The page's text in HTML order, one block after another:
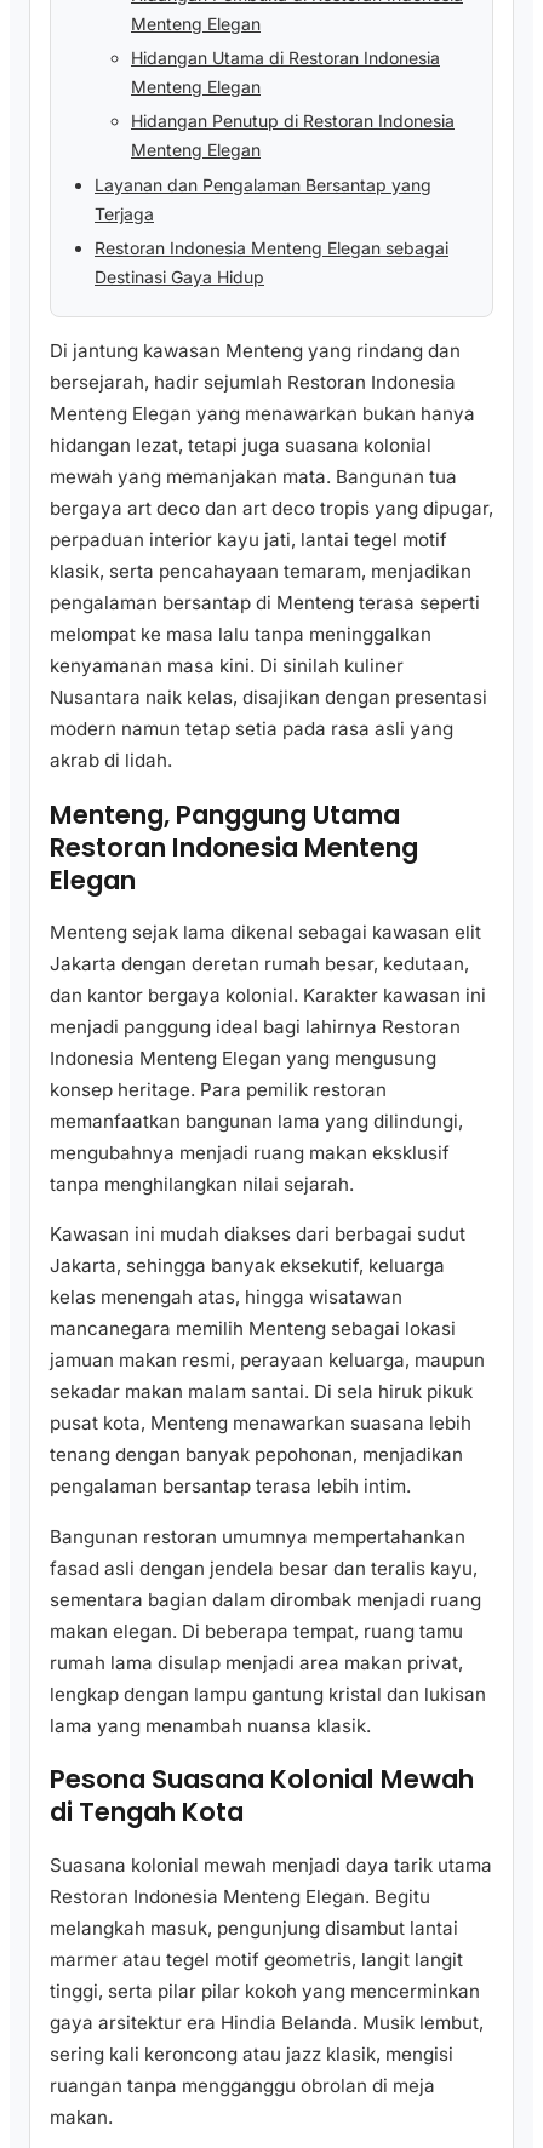
Menteng Elegan
Hidangan Utama di Restoran Indonesia
Menteng Elegan
Hidangan Penutup di Restoran Indonesia
Menteng Elegan
Layanan dan Pengalaman Bersantap yang
Terjaga
Restoran Indonesia Menteng Elegan sebagai
Destinasi Gaya Hidup
Di jantung kawasan Menteng yang rindang dan
bersejarah, hadir sejumlah Restoran Indonesia
Menteng Elegan yang menawarkan bukan hanya
hidangan lezat, tetapi juga suasana kolonial
mewah yang memanjakan mata. Bangunan tua
bergaya art deco dan art deco tropis yang dipugar,
perpaduan interior kayu jati, lantai tegel motif
klasik, serta pencahayaan temaram, menjadikan
pengalaman bersantap di Menteng terasa seperti
melompat ke masa lalu tanpa meninggalkan
kenyamanan masa kini. Di sinilah kuliner
Nusantara naik kelas, disajikan dengan presentasi
modern namun tetap setia pada rasa asli yang
akrab di lidah.
Menteng, Panggung Utama
Restoran Indonesia Menteng
Elegan
Menteng sejak lama dikenal sebagai kawasan elit
Jakarta dengan deretan rumah besar, kedutaan,
dan kantor bergaya kolonial. Karakter kawasan ini
menjadi panggung ideal bagi lahirnya Restoran
Indonesia Menteng Elegan yang mengusung
konsep heritage. Para pemilik restoran
memanfaatkan bangunan lama yang dilindungi,
mengubahnya menjadi ruang makan eksklusif
tanpa menghilangkan nilai sejarah.
Kawasan ini mudah diakses dari berbagai sudut
Jakarta, sehingga banyak eksekutif, keluarga
kelas menengah atas, hingga wisatawan
mancanegara memilih Menteng sebagai lokasi
jamuan makan resmi, perayaan keluarga, maupun
sekadar makan malam santai. Di sela hiruk pikuk
pusat kota, Menteng menawarkan suasana lebih
tenang dengan banyak pepohonan, menjadikan
pengalaman bersantap terasa lebih intim.
Bangunan restoran umumnya mempertahankan
fasad asli dengan jendela besar dan teralis kayu,
sementara bagian dalam dirombak menjadi ruang
makan elegan. Di beberapa tempat, ruang tamu
rumah lama disulap menjadi area makan privat,
lengkap dengan lampu gantung kristal dan lukisan
lama yang menambah nuansa klasik.
Pesona Suasana Kolonial Mewah
di Tengah Kota
Suasana kolonial mewah menjadi daya tarik utama
Restoran Indonesia Menteng Elegan. Begitu
melangkah masuk, pengunjung disambut lantai
marmer atau tegel motif geometris, langit langit
tinggi, serta pilar pilar kokoh yang mencerminkan
gaya arsitektur era Hindia Belanda. Musik lembut,
sering kali keroncong atau jazz klasik, mengisi
ruangan tanpa mengganggu obrolan di meja
makan.